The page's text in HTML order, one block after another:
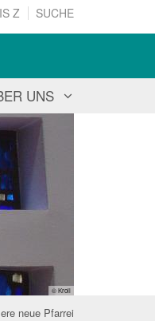
Z SUCHE
UNS
© Kroll
neue Pfarrei